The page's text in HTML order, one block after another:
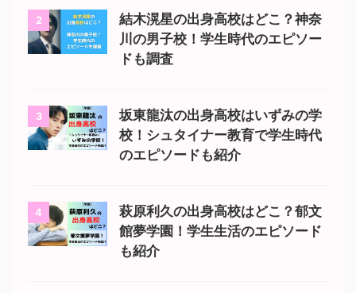
2
結木滉星の出身高校はどこ？神奈
川の男子校！学生時代のエピソー
ドも調査
3
坂東龍汰の出身高校はいずみの学
校！シュタイナー教育で学生時代
のエピソードも紹介
4
萩原利久の出身高校はどこ？郁文
館夢学園！学生生活のエピソード
も紹介